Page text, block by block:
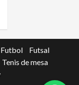
Futbol
Futsal
Tenis de mesa